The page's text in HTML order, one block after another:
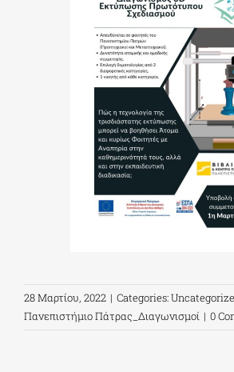
28 Μαρτίου, 2022 | Categories:
Πανεπιστήμιο Πάτρας_Διαγωνισμοί | 0